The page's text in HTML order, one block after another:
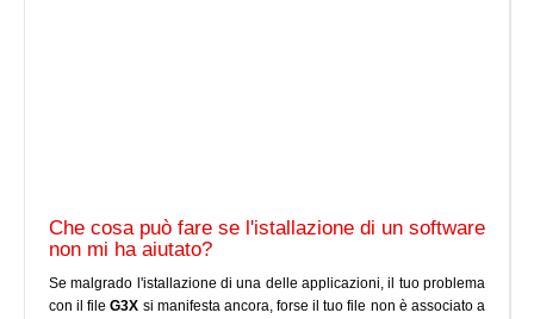
Che cosa può fare se l'istallazione di un software
non mi ha aiutato?
Se malgrado l'istallazione di una delle applicazioni, il tuo problema
con il fileG3X si manifesta ancora, forse il tuo file non è associato a